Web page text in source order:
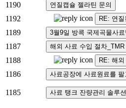
1190
1192
1189
1187
1188
1186
1185